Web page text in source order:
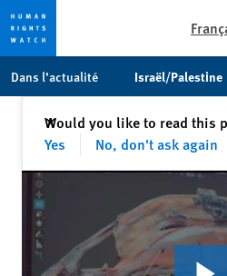
toto
content
Dans l’actualité Israël/Palestine
Would you like to read this
Yes
No, don't ask again
✕Fermer